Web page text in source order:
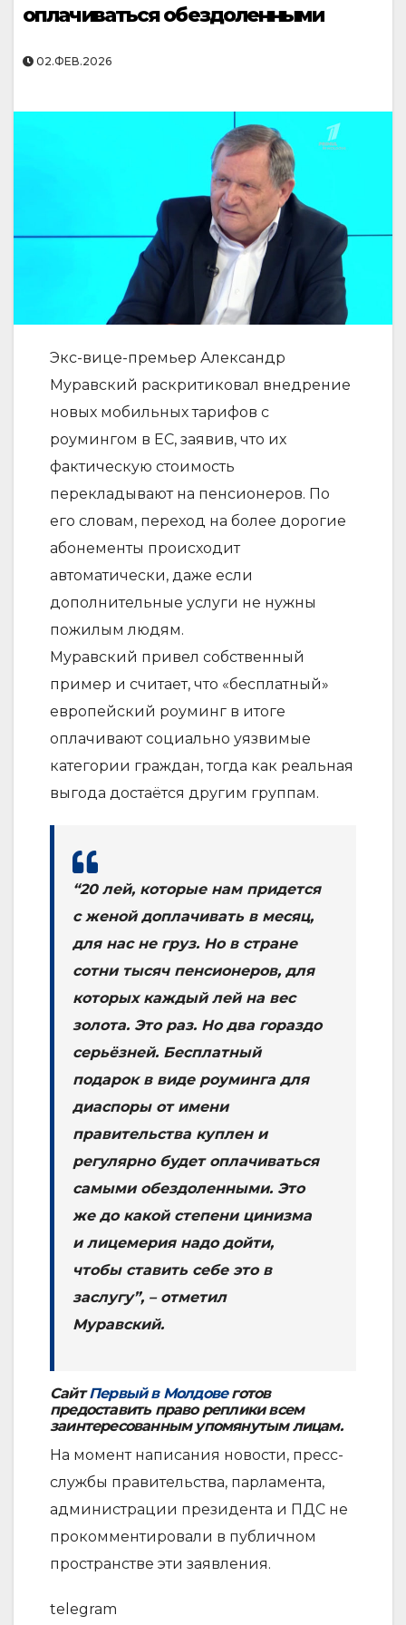
оплачиваться обездоленными
02.ФЕВ.2026
Экс-вице-премьер Александр
Муравский раскритиковал внедрение
новых мобильных тарифов с
роумингом в ЕС, заявив, что их
фактическую стоимость
перекладывают на пенсионеров. По
его словам, переход на более дорогие
абонементы происходит
автоматически, даже если
дополнительные услуги не нужны
пожилым людям.
Муравский привел собственный
пример и считает, что «бесплатный»
европейский роуминг в итоге
оплачивают социально уязвимые
категории граждан, тогда как реальная
выгода достаётся другим группам.
“20 лей, которые нам придется
с женой доплачивать в месяц,
для нас не груз. Но в стране
сотни тысяч пенсионеров, для
которых каждый лей на вес
золота. Это раз. Но два гораздо
серьёзней. Бесплатный
подарок в виде роуминга для
диаспоры от имени
правительства куплен и
регулярно будет оплачиваться
самыми обездоленными. Это
же до какой степени цинизма
и лицемерия надо дойти,
чтобы ставить себе это в
заслугу”, – отметил
Муравский.
СайтПервый в Молдовеготов
предоставить право реплики всем
заинтересованным упомянутым лицам.
На момент написания новости, пресс-
службы правительства, парламента,
администрации президента и ПДС не
прокомментировали в публичном
пространстве эти заявления.
telegram